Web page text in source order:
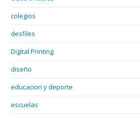
colegios
desfiles
Digital Printing
diseño
educacion y deporte
escuelas